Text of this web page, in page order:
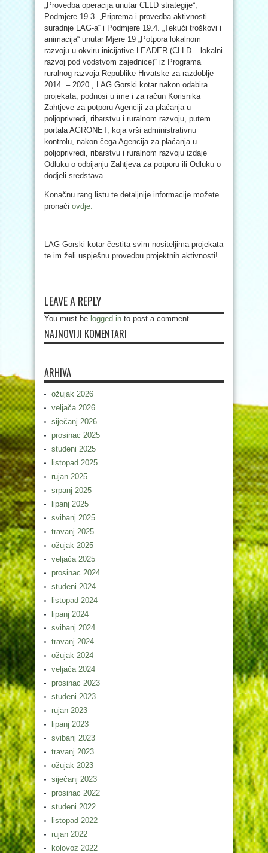
„Provedba operacija unutar CLLD strategije“,
Podmjere 19.3. „Priprema i provedba aktivnosti
suradnje LAG-a“ i Podmjere 19.4. „Tekući troškovi i
animacija“ unutar Mjere 19 „Potpora lokalnom
razvoju u okviru inicijative LEADER (CLLD – lokalni
razvoj pod vodstvom zajednice)“ iz Programa
ruralnog razvoja Republike Hrvatske za razdoblje
2014. – 2020., LAG Gorski kotar nakon odabira
projekata, podnosi u ime i za račun Korisnika
Zahtjeve za potporu Agenciji za plaćanja u
poljoprivredi, ribarstvu i ruralnom razvoju, putem
portala AGRONET, koja vrši administrativnu
kontrolu, nakon čega Agencija za plaćanja u
poljoprivredi, ribarstvu i ruralnom razvoju izdaje
Odluku o odbijanju Zahtjeva za potporu ili Odluku o
dodjeli sredstava.
Konačnu rang listu te detaljnije informacije možete
pronaći ovdje.
LAG Gorski kotar čestita svim nositeljima projekata
te im želi uspješnu provedbu projektnih aktivnosti!
LEAVE A REPLY
You must be logged in to post a comment.
NAJNOVIJI KOMENTARI
ARHIVA
ožujak 2026
veljača 2026
siječanj 2026
prosinac 2025
studeni 2025
listopad 2025
rujan 2025
srpanj 2025
lipanj 2025
svibanj 2025
travanj 2025
ožujak 2025
veljača 2025
prosinac 2024
studeni 2024
listopad 2024
lipanj 2024
svibanj 2024
travanj 2024
ožujak 2024
veljača 2024
prosinac 2023
studeni 2023
rujan 2023
lipanj 2023
svibanj 2023
travanj 2023
ožujak 2023
siječanj 2023
prosinac 2022
studeni 2022
listopad 2022
rujan 2022
kolovoz 2022